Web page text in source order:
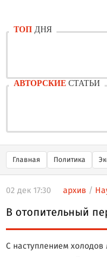
ТОП ДНЯ
АВТОРСКИЕ СТАТЬИ
Главная Политика
02 дек 17:30 архив /
В отопительный
С наступлением